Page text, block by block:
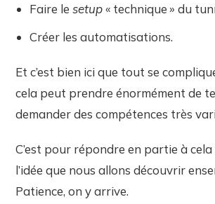
Faire lesetup« technique » du
Créer les automatisations.
Et c’est bien ici que tout se
cela peut prendre énormément de
demander des compétences très
C’est pour répondre en partie à cela
l’idée que nous allons découvrir
Patience, on y arrive.